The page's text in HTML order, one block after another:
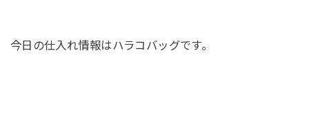
今日の仕入れ情報はハラコバッグです。